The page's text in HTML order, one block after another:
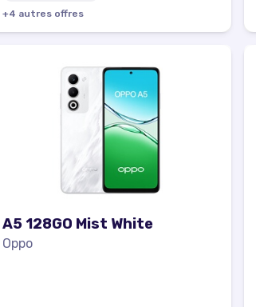
+4 autres offres
A5 128GO Mist White
Oppo